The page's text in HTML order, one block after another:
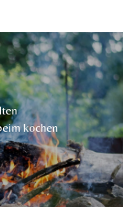
kochen